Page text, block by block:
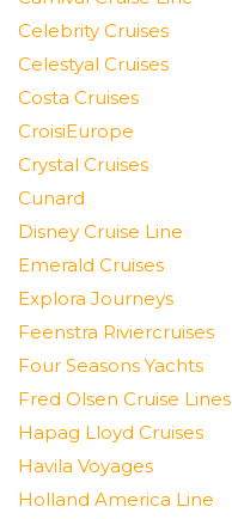
Celebrity Cruises
Celestyal Cruises
Costa Cruises
CroisiEurope
Crystal Cruises
Cunard
Disney Cruise Line
Emerald Cruises
Explora Journeys
Feenstra Riviercruises
Four Seasons Yachts
Fred Olsen Cruise Lines
Hapag Lloyd Cruises
Havila Voyages
Holland America Line